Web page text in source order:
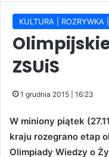
KULTURA | ROZRYWKA
ZSUiS
1 grudnia 2015 | 16:23
W miniony piątek
kraju rozegrano etap
Olimpiady Wiedzy o